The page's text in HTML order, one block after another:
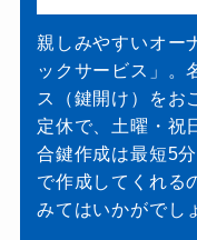
親しみやすいオー
ックサービス」。
ス（鍵開け）をお
定休で、土曜・祝
合鍵作成は最短5
で作成してくれる
みてはいかがでし